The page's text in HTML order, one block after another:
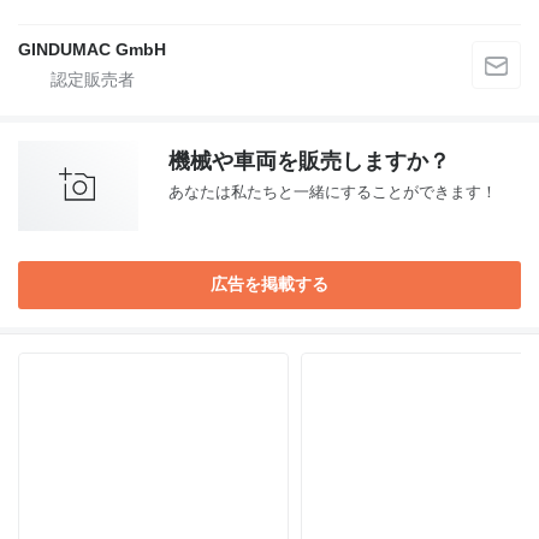
GINDUMAC GmbH
機械や車両を販売しますか？
あなたは私たちと一緒にすることができます！
広告を掲載する